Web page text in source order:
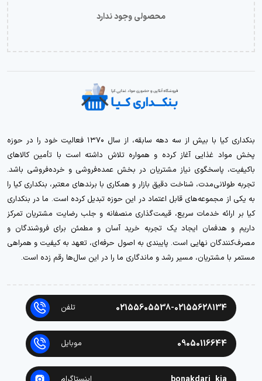
محصولی وجود ندارد
بنکداری کیا با بیش از سه دهه سابقه، از سال ۱۳۷۰ فعالیت خود را در حوزه
پخش مواد غذایی آغاز کرده و همواره تلاش داشته است با تأمین کالاهای
باکیفیت، پاسخگوی نیاز مشتریان در بخش عمده‌فروشی و خرده‌فروشی باشد.
تجربه طولانی‌مدت، شناخت دقیق بازار و همکاری با برندهای معتبر، بنکداری کیا را
به یکی از مجموعه‌های قابل اعتماد در این حوزه تبدیل کرده است. ما در بنکداری
کیا بر ارائه خدمات سریع، قیمت‌گذاری منصفانه و جلب رضایت مشتریان تمرکز
داریم و هدفمان ایجاد یک تجربه خرید آسان و مطمئن برای فروشندگان و
مصرف‌کنندگان نهایی است. پایبندی به اصول حرفه‌ای، تعهد به کیفیت و همراهی
مستمر با مشتریان، مسیر رشد و ماندگاری ما را در این سال‌ها رقم زده است.
02155605538-02155628134 تلفن
09050116644 موبایل